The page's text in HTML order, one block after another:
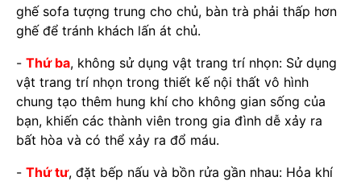
ghế sofa tượng trung cho chủ, bàn trà phải thấp hơn
ghế để tránh khách lấn át chủ.
- Thứ ba, không sử dụng vật trang trí nhọn: Sử dụng
vật trang trí nhọn trong thiết kế nội thất vô hình
chung tạo thêm hung khí cho không gian sống của
bạn, khiến các thành viên trong gia đình dễ xảy ra
bất hòa và có thể xảy ra đổ máu.
- Thứ tư, đặt bếp nấu và bồn rửa gần nhau: Hỏa khí